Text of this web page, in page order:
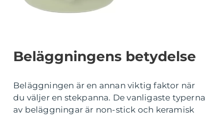
Beläggningens betydelse
Beläggningen är en annan viktig faktor när
du väljer en stekpanna. De vanligaste typerna
av beläggningar är non-stick och keramisk